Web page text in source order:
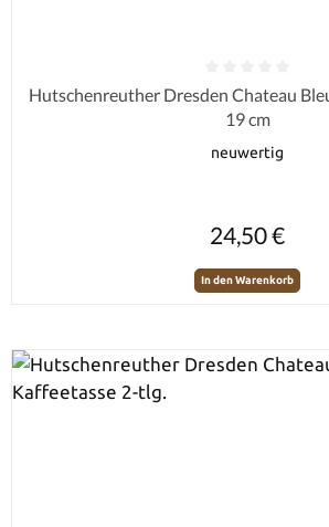
Durchschnittliche Bewertung von 0
Hutschenreuther Dresden Chateau
19 cm
neuwertig
24,50 €
In den Warenkorb